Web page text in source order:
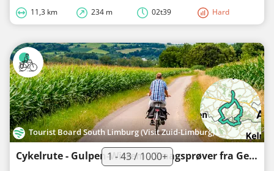
11,3 km 234 m 02t39 Hard
Tourist Board South Limburg (Visit Zuid-Limburg)
Cykelrute - Gulpen-Wittem - Smagsprøver fra Gerstenat
1 - 43 / 1000+